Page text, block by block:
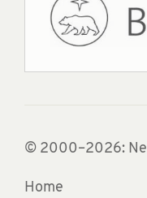
© 2000–2026:
Home